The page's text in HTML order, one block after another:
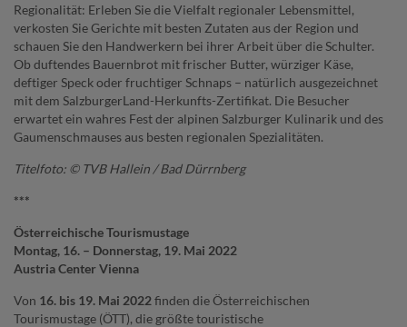
Regionalität: Erleben Sie die Vielfalt regionaler Lebensmittel,
verkosten Sie Gerichte mit besten Zutaten aus der Region und
schauen Sie den Handwerkern bei ihrer Arbeit über die Schulter.
Ob duftendes Bauernbrot mit frischer Butter, würziger Käse,
deftiger Speck oder fruchtiger Schnaps – natürlich ausgezeichnet
mit dem SalzburgerLand-Herkunfts-Zertifikat. Die Besucher
erwartet ein wahres Fest der alpinen Salzburger Kulinarik und des
Gaumenschmauses aus besten regionalen Spezialitäten.
Titelfoto: © TVB Hallein / Bad Dürrnberg
***
Österreichische Tourismustage
Montag, 16. – Donnerstag, 19. Mai 2022
Austria Center Vienna
Von 16. bis 19. Mai 2022 finden die Österreichischen
Tourismustage (ÖTT), die größte touristische